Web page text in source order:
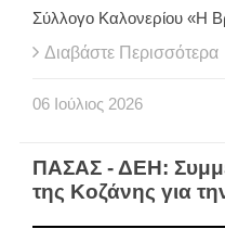
Σύλλογο Καλονερίου «Η
Διαβάστε Περισσότερα
06 Ιούλιος 2026
ΠΑΣΑΣ - ΔΕΗ:
της Κοζάνης για